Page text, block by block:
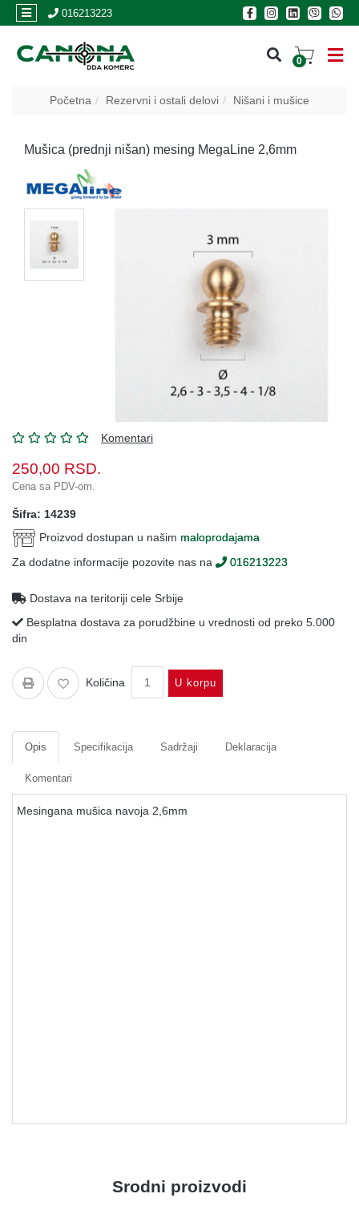
016213223
0
Početna Rezervni i ostali delovi Nišani i mušice
Mušica (prednji nišan) mesing MegaLine 2,6mm
Komentari
250,00 RSD.
Cena sa PDV-om.
Šifra: 14239
Proizvod dostupan u našim maloprodajama
Za dodatne informacije pozovite nas na
016213223
Dostava na teritoriji cele Srbije
Besplatna dostava za porudžbine u vrednosti od preko 5.000
din
Količina U korpu
Opis Specifikacija Sadržaji Deklaracija
Komentari
Mesingana mušica navoja 2,6mm
Srodni proizvodi